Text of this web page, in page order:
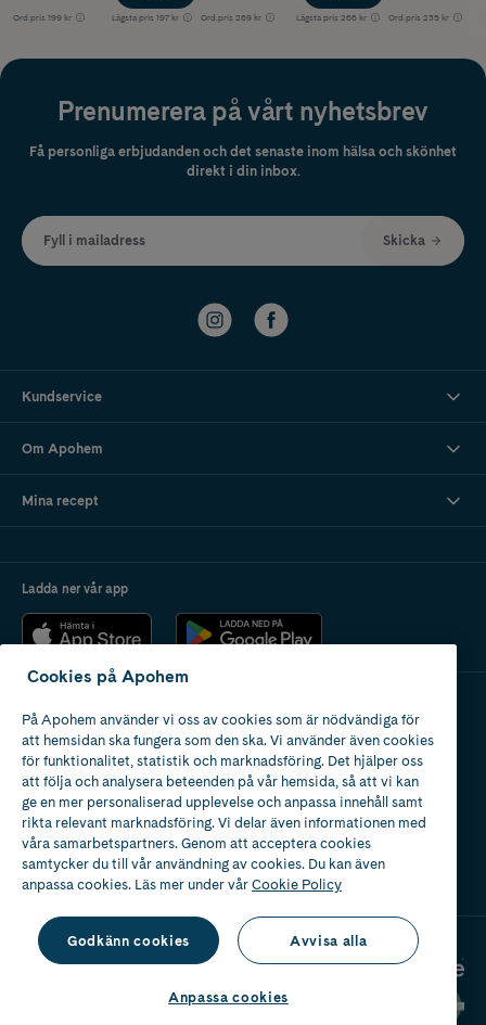
Ord.pris 199 kr Lägsta pris 197 kr Ord.pris 269 kr Lägsta pris 266 kr Ord.pris 235 kr
Prenumerera på vårt nyhetsbrev
Få personliga erbjudanden och det senaste inom hälsa och skönhet
direkt i din inbox.
Fyll i mailadress Skicka
Kundservice
Om Apohem
Mina recept
Ladda ner vår app
Apotek med tillstånd
av Läkemedelsverket
Cookies på Apohem
På Apohem använder vi oss av cookies som är nödvändiga för
att hemsidan ska fungera som den ska. Vi använder även cookies
för funktionalitet, statistik och marknadsföring. Det hjälper oss
att följa och analysera beteenden på vår hemsida, så att vi kan
ge en mer personaliserad upplevelse och anpassa innehåll samt
rikta relevant marknadsföring. Vi delar även informationen med
våra samarbetspartners. Genom att acceptera cookies
samtycker du till vår användning av cookies. Du kan även
anpassa cookies. Läs mer under vårCookie Policy
Godkänn cookies Avvisa alla
Anpassa cookies